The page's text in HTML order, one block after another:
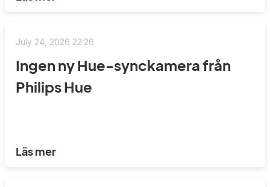
July 24, 2026 22:26
Ingen ny Hue-synckamera från
Philips Hue
Läs mer